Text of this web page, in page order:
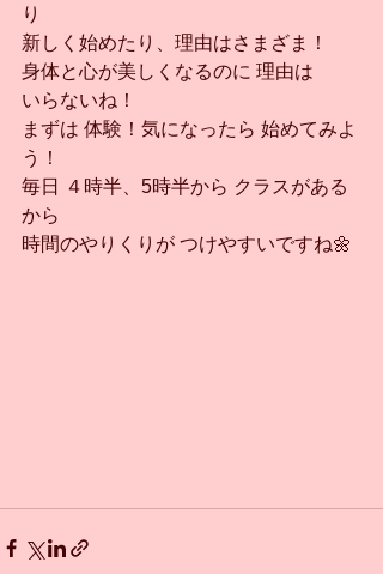
り
新しく始めたり、理由はさまざま！
身体と心が美しくなるのに 理由は
いらないね！
まずは 体験！気になったら 始めてみよ
う！
毎日 ４時半、5時半から クラスがある
から
時間のやりくりが つけやすいですね🌼